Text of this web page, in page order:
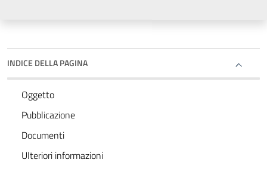
INDICE DELLA PAGINA
Oggetto
Pubblicazione
Documenti
Ulteriori informazioni